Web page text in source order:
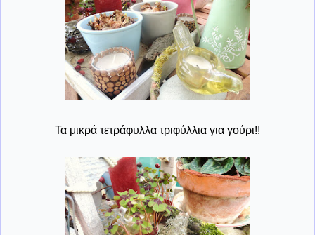
Τα μικρά τετράφυλλα τριφύλλια για γούρι!!